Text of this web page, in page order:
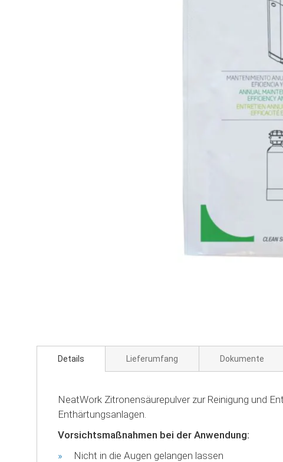
Details Lieferumfang Dokumente
NeatWork Zitronensäurepulver zur Reinigung und
Enthärtungsanlagen.
Vorsichtsmaßnahmen bei der Anwendung:
Nicht in die Augen gelangen lassen